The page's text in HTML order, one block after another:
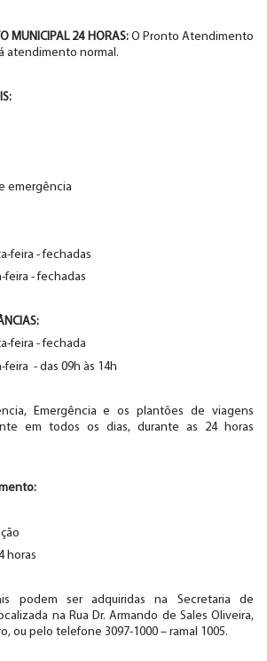
MUNICIPAL 24 HORAS:O Pronto Atendimento
atendimento normal.
emergência
feira - fechadas
feira - fechadas
feira - fechada
feira - das 09h às 14h
Emergência e os plantões de viagens
em todos os dias, durante as 24 horas
horas
podem ser adquiridas na Secretaria de
na Rua Dr. Armando de Sales Oliveira,
ou pelo telefone 3097-1000 – ramal 1005.